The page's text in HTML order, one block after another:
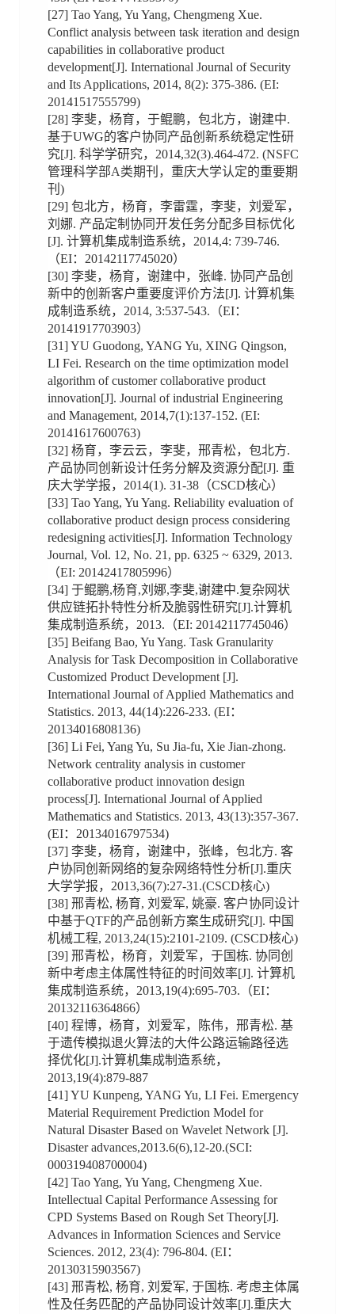
[27] Tao Yang, Yu Yang, Chengmeng Xue.
Conflict analysis between task iteration and design
capabilities in collaborative product
development[J]. International Journal of Security
and Its Applications, 2014, 8(2): 375-386. (EI:
20141517555799)
[28] 李斐，杨育，于鲲鹏，包北方，谢建中.
基于UWG的客户协同产品创新系统稳定性研
究[J]. 科学学研究，2014,32(3).464-472. (NSFC
管理科学部A类期刊，重庆大学认定的重要期
刊)
[29] 包北方，杨育，李雷霆，李斐，刘爱军，
刘娜. 产品定制协同开发任务分配多目标优化
[J]. 计算机集成制造系统，2014,4: 739-746.
（EI：20142117745020）
[30] 李斐，杨育，谢建中，张峰. 协同产品创
新中的创新客户重要度评价方法[J]. 计算机集
成制造系统，2014, 3:537-543.（EI：
20141917703903）
[31] YU Guodong, YANG Yu, XING Qingson,
LI Fei. Research on the time optimization model
algorithm of customer collaborative product
innovation[J]. Journal of industrial Engineering
and Management, 2014,7(1):137-152. (EI:
20141617600763)
[32] 杨育，李云云，李斐，邢青松，包北方.
产品协同创新设计任务分解及资源分配[J]. 重
庆大学学报，2014(1). 31-38（CSCD核心）
[33] Tao Yang, Yu Yang. Reliability evaluation of
collaborative product design process considering
redesigning activities[J]. Information Technology
Journal, Vol. 12, No. 21, pp. 6325 ~ 6329, 2013.
（EI: 20142417805996）
[34] 于鲲鹏,杨育,刘娜,李斐,谢建中.复杂网状
供应链拓扑特性分析及脆弱性研究[J].计算机
集成制造系统，2013.（EI: 20142117745046）
[35] Beifang Bao, Yu Yang. Task Granularity
Analysis for Task Decomposition in Collaborative
Customized Product Development [J].
International Journal of Applied Mathematics and
Statistics. 2013, 44(14):226-233. (EI：
20134016808136)
[36] Li Fei, Yang Yu, Su Jia-fu, Xie Jian-zhong.
Network centrality analysis in customer
collaborative product innovation design
process[J]. International Journal of Applied
Mathematics and Statistics. 2013, 43(13):357-367.
(EI：20134016797534)
[37] 李斐，杨育，谢建中，张峰，包北方. 客
户协同创新网络的复杂网络特性分析[J].重庆
大学学报，2013,36(7):27-31.(CSCD核心)
[38] 邢青松, 杨育, 刘爱军, 姚豪. 客户协同设计
中基于QTF的产品创新方案生成研究[J]. 中国
机械工程, 2013,24(15):2101-2109. (CSCD核心)
[39] 邢青松，杨育，刘爱军，于国栋. 协同创
新中考虑主体属性特征的时间效率[J]. 计算机
集成制造系统，2013,19(4):695-703.（EI：
20132116364866）
[40] 程博，杨育，刘爱军，陈伟，邢青松. 基
于遗传模拟退火算法的大件公路运输路径选
择优化[J].计算机集成制造系统，
2013,19(4):879-887
[41] YU Kunpeng, YANG Yu, LI Fei. Emergency
Material Requirement Prediction Model for
Natural Disaster Based on Wavelet Network [J].
Disaster advances,2013.6(6),12-20.(SCI:
000319408700004)
[42] Tao Yang, Yu Yang, Chengmeng Xue.
Intellectual Capital Performance Assessing for
CPD Systems Based on Rough Set Theory[J].
Advances in Information Sciences and Service
Sciences. 2012, 23(4): 796-804. (EI：
20130315903567)
[43] 邢青松, 杨育, 刘爱军, 于国栋. 考虑主体属
性及任务匹配的产品协同设计效率[J].重庆大